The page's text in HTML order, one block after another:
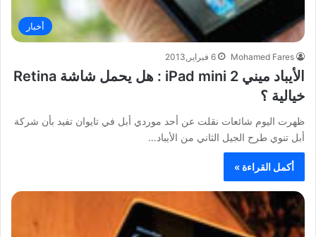
أخبار
Mohamed Fares 6 فبراير,2013
الأيباد ميني 2 iPad mini : هل يحمل شاشة Retina
خيالية ؟
ظهرت اليوم شائعات نقلت عن أحد موردي أبل في تايوان تفيد بأن شركة
أبل تنوي طرح الجيل الثاني من الأيباد…
أكمل القراءة »